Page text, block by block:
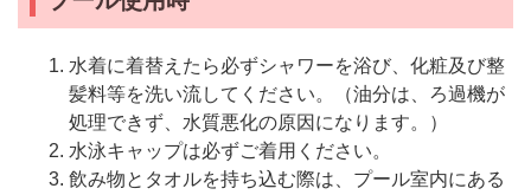
水着に着替えたら必ずシャワーを浴び、化粧及び整
髪料等を洗い流してください。（油分は、ろ過機が
処理できず、水質悪化の原因になります。）
水泳キャップは必ずご着用ください。
飲み物とタオルを持ち込む際は、プール室内にある